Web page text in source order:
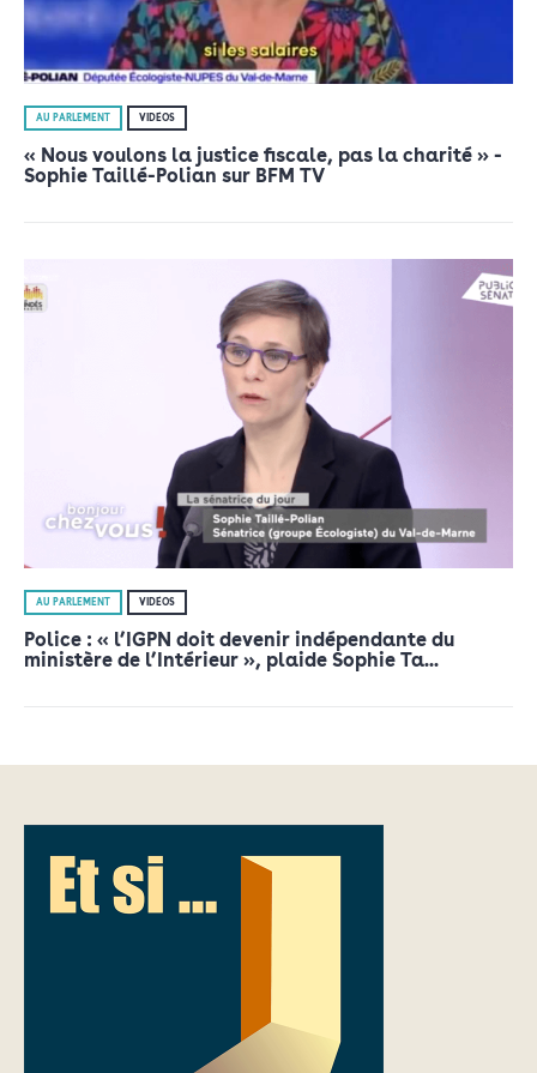
AU PARLEMENT VIDÉOS
« Nous voulons la justice fiscale, pas la charité » -
Sophie Taillé-Polian sur BFM TV
AU PARLEMENT VIDÉOS
Police : « l’IGPN doit devenir indépendante du
ministère de l’Intérieur », plaide Sophie Ta...